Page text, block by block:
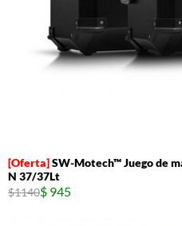
SW-Motech™ Juego de
N 37/37Lt
$1140$ 945